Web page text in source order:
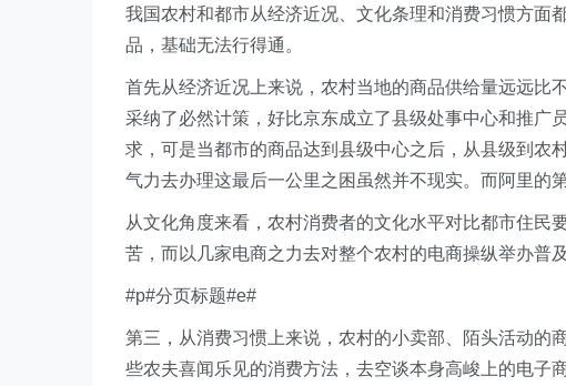
我国农村和都市从经济近况、文化条理和消费习惯方面
品，基础无法行得通。
首先从经济近况上来说，农村当地的商品供给量远远比
采纳了必然计策，好比京东成立了县级处事中心和推广
求，可是当都市的商品达到县级中心之后，从县级到农
气力去办理这最后一公里之困虽然并不现实。而阿里的
从文化角度来看，农村消费者的文化水平对比都市住民
苦，而以几家电商之力去对整个农村的电商操纵举办普
#p#分页标题#e#
第三，从消费习惯上来说，农村的小卖部、陌头活动的
些农夫喜闻乐见的消费方法，去空谈本身高峻上的电子